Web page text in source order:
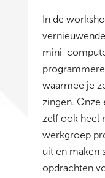
In de
mini-
waarmee je
zingen. Onze
zelf ook heel
werkgroep
uit en maken
opdrachten